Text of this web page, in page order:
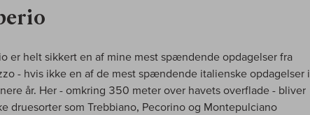
er helt sikkert en af mine mest spændende opdagelser fra
- hvis ikke en af de mest spændende italienske opdagelser i
år. Her - omkring 350 meter over havets overflade - bliver
druesorter som Trebbiano, Pecorino og Montepulciano